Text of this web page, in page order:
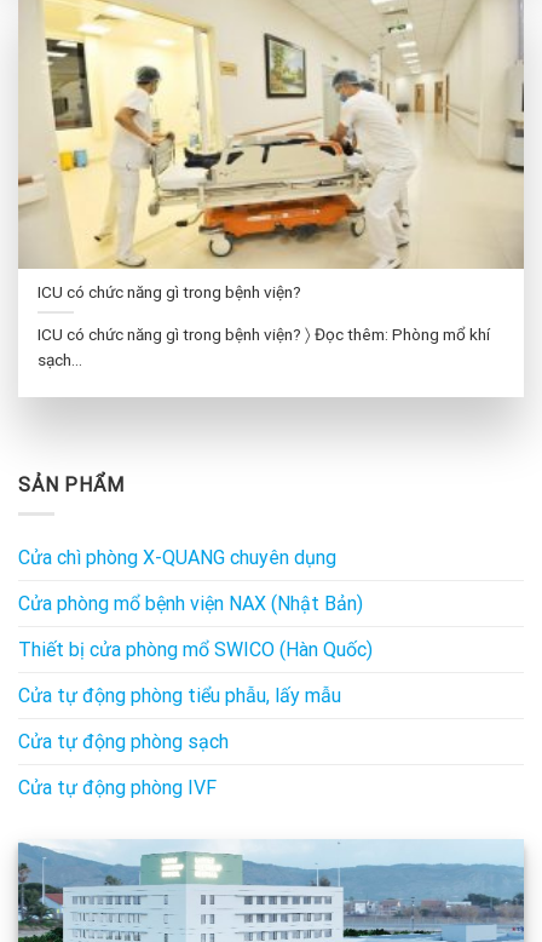
SẢN PHẨM
Cửa chì phòng X-QUANG chuyên dụng
Cửa phòng mổ bệnh viện NAX (Nhật Bản)
Thiết bị cửa phòng mổ SWICO (Hàn Quốc)
Cửa tự động phòng tiểu phẫu, lấy mẫu
Cửa tự động phòng sạch
Cửa tự động phòng IVF
ICU có chức năng gì trong bệnh viện?
ICU có chức năng gì trong bệnh viện? 〉 Đọc thêm: Phòng mổ khí
sạch...